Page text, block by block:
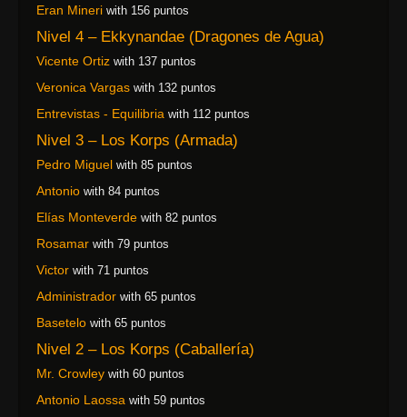
Eran Mineri with 156 puntos
Nivel 4 – Ekkynandae (Dragones de Agua)
Vicente Ortiz with 137 puntos
Veronica Vargas with 132 puntos
Entrevistas - Equilibria with 112 puntos
Nivel 3 – Los Korps (Armada)
Pedro Miguel with 85 puntos
Antonio with 84 puntos
Elías Monteverde with 82 puntos
Rosamar with 79 puntos
Victor with 71 puntos
Administrador with 65 puntos
Basetelo with 65 puntos
Nivel 2 – Los Korps (Caballería)
Mr. Crowley with 60 puntos
Antonio Laossa with 59 puntos